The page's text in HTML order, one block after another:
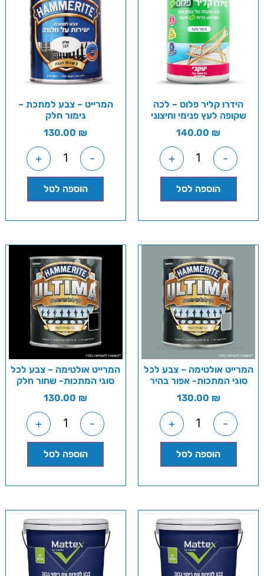
הידרו קליר פלוס – לכה
שקופה לעץ פנימי וחיצוני
140.00 ₪
-
+
הוספה לסל
המרייט – צבע למתכת –
גימור חלק
130.00 ₪
-
+
הוספה לסל
המרייט אולטימה – צבע לכל
סוגי המתכות- אפור בהיר
130.00 ₪
-
+
הוספה לסל
המרייט אולטימה – צבע לכל
סוגי המתכות- שחור חלק
130.00 ₪
-
+
הוספה לסל